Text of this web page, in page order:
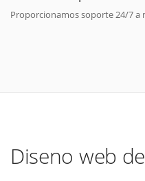
Proporcionamos soporte 24/7 a
Diseno web